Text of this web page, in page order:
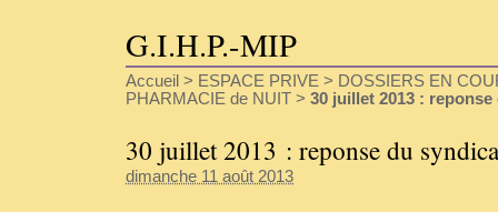
G.I.H.P.-MIP
Accueil > ESPACE PRIVE > DOSSIERS EN
PHARMACIE de NUIT > 30 juillet 2013 :
30 juillet 2013 : reponse du
dimanche 11 août 2013